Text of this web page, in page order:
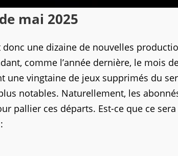
mai 2025
une dizaine de nouvelles
comme l’année dernière, le mois
une vingtaine de jeux supprimés du
notables. Naturellement, les
pallier ces départs. Est-ce que ce